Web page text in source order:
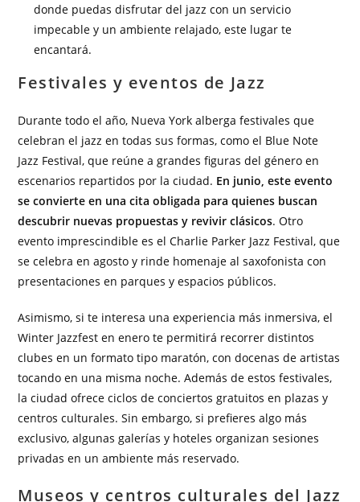
donde puedas disfrutar del jazz con un servicio
impecable y un ambiente relajado, este lugar te
encantará.
Festivales y eventos de Jazz
Durante todo el año, Nueva York alberga festivales que
celebran el jazz en todas sus formas, como el Blue Note
Jazz Festival, que reúne a grandes figuras del género en
escenarios repartidos por la ciudad. En junio, este evento
se convierte en una cita obligada para quienes buscan
descubrir nuevas propuestas y revivir clásicos. Otro
evento imprescindible es el Charlie Parker Jazz Festival, que
se celebra en agosto y rinde homenaje al saxofonista con
presentaciones en parques y espacios públicos.
Asimismo, si te interesa una experiencia más inmersiva, el
Winter Jazzfest en enero te permitirá recorrer distintos
clubes en un formato tipo maratón, con docenas de artistas
tocando en una misma noche. Además de estos festivales,
la ciudad ofrece ciclos de conciertos gratuitos en plazas y
centros culturales. Sin embargo, si prefieres algo más
exclusivo, algunas galerías y hoteles organizan sesiones
privadas en un ambiente más reservado.
Museos y centros culturales del Jazz